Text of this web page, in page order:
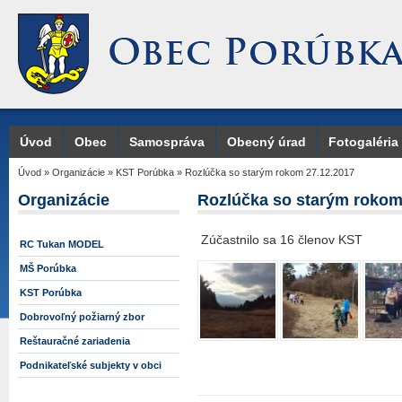
Úvod Obec Samospráva Obecný úrad Fotogaléria
Úvod » Organizácie » KST Porúbka » Rozlúčka so starým rokom 27.12.2017
Organizácie
RC Tukan MODEL
MŠ Porúbka
KST Porúbka
Dobrovoľný požiarný zbor
Reštauračné zariadenia
Podnikateľské subjekty v obci
Rozlúčka so starým
Zúčastnilo sa 16 členov KST